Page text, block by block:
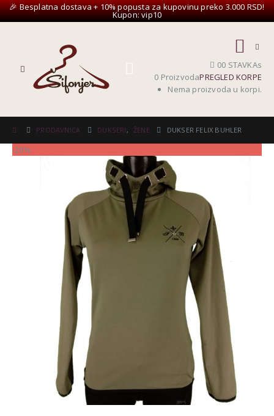
🎉 Besplatna dostava + 10% popusta za kupovinu preko 3.000 RSD!
Kupon: vip10
00 STAVKAs
0 ProizvodaPREGLED KORPE
Nema proizvoda u korpi.
PRODAVNICA DUKSERI , ŽENE DUKSER FELIX BUHLER
-20%